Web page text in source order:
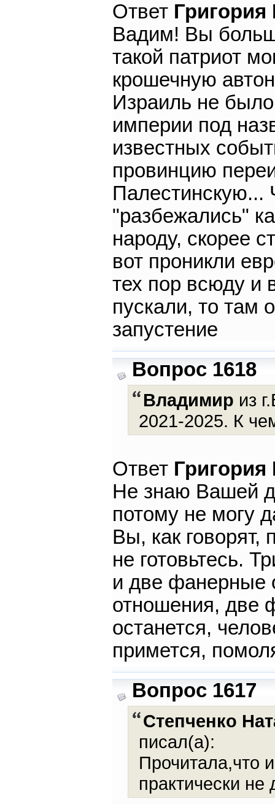
Ответ
Вадим! Вы
такой патриот
крошечную
Израиль не
империи под
известных
провинцию
Палестинскую...
"разбежались"
народу, скорее
вот проникли
тех пор всюду и
пускали, то там
запустение
Вопрос 1618
Владимир из
2021-2025. К
Ответ
Не знаю Вашей
потому не могу
Вы, как говорят,
не готовьтесь.
и две фанерные
отношения, две
останется,
примется,
Вопрос 1617
Степченко
писал(а):
Прочитала,что
практически не